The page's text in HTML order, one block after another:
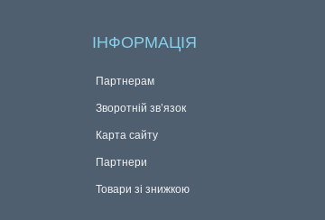
ІНФОРМАЦІЯ
Партнерам
Зворотній зв’язок
Карта сайту
Партнери
Товари зі знижкою